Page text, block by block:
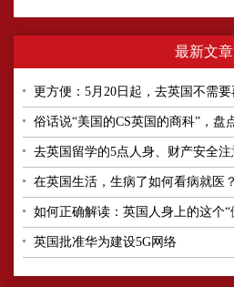
最新文章
更方便：5月20日起，去英国不需要
俗话说“美国的CS英国的商科”，盘
去英国留学的5点人身、财产安全注
在英国生活，生病了如何看病就医？
如何正确解读：英国人身上的这个“
英国批准华为建设5G网络